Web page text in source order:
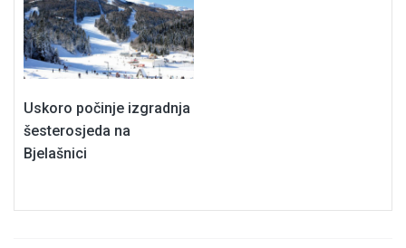
Uskoro počinje izgradnja
šesterosjeda na
Bjelašnici